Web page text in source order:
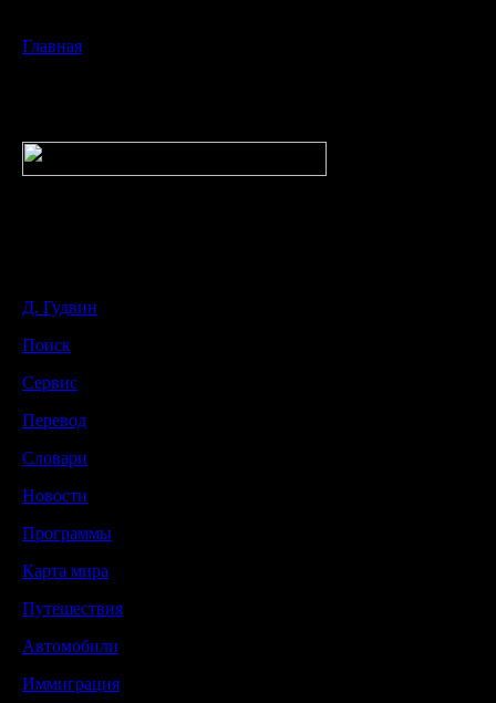
Главная
Д. Гудвин
Поиск
Сервис
Перевод
Словари
Новости
Программы
Карта мира
Путешествия
Автомобили
Иммиграция